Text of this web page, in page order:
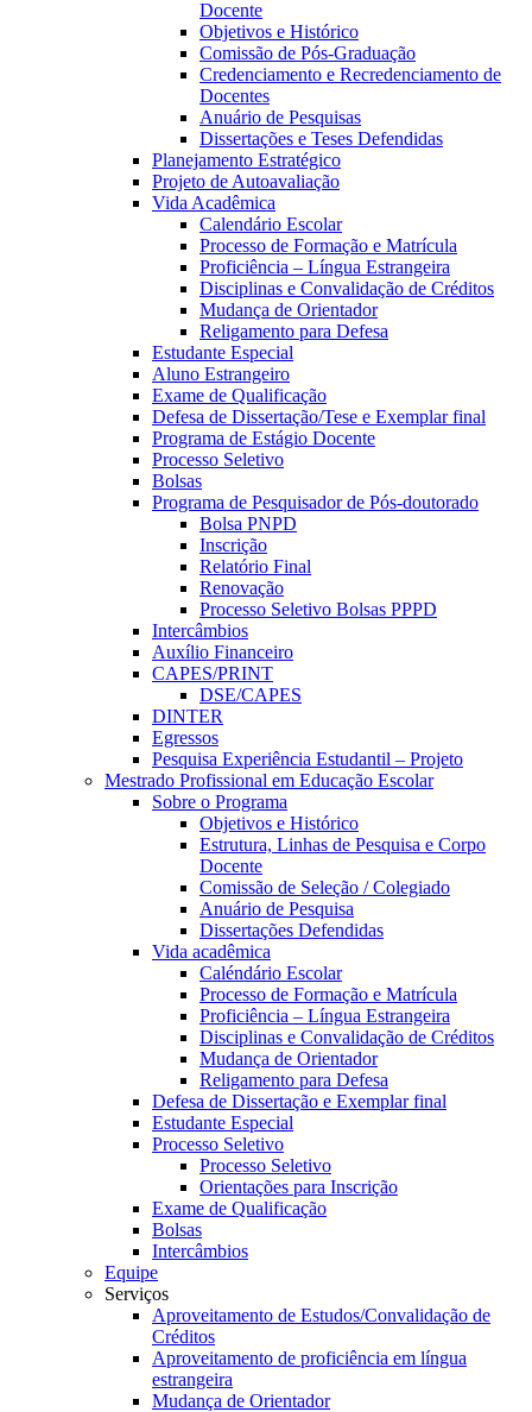
Docente
Objetivos e Histórico
Comissão de Pós-Graduação
Credenciamento e Recredenciamento de
Docentes
Anuário de Pesquisas
Dissertações e Teses Defendidas
Planejamento Estratégico
Projeto de Autoavaliação
Vida Acadêmica
Calendário Escolar
Processo de Formação e Matrícula
Proficiência – Língua Estrangeira
Disciplinas e Convalidação de Créditos
Mudança de Orientador
Religamento para Defesa
Estudante Especial
Aluno Estrangeiro
Exame de Qualificação
Defesa de Dissertação/Tese e Exemplar final
Programa de Estágio Docente
Processo Seletivo
Bolsas
Programa de Pesquisador de Pós-doutorado
Bolsa PNPD
Inscrição
Relatório Final
Renovação
Processo Seletivo Bolsas PPPD
Intercâmbios
Auxílio Financeiro
CAPES/PRINT
DSE/CAPES
DINTER
Egressos
Pesquisa Experiência Estudantil – Projeto
Mestrado Profissional em Educação Escolar
Sobre o Programa
Objetivos e Histórico
Estrutura, Linhas de Pesquisa e Corpo
Docente
Comissão de Seleção / Colegiado
Anuário de Pesquisa
Dissertações Defendidas
Vida acadêmica
Caléndário Escolar
Processo de Formação e Matrícula
Proficiência – Língua Estrangeira
Disciplinas e Convalidação de Créditos
Mudança de Orientador
Religamento para Defesa
Defesa de Dissertação e Exemplar final
Estudante Especial
Processo Seletivo
Processo Seletivo
Orientações para Inscrição
Exame de Qualificação
Bolsas
Intercâmbios
Equipe
Serviços
Aproveitamento de Estudos/Convalidação de
Créditos
Aproveitamento de proficiência em língua
estrangeira
Mudança de Orientador